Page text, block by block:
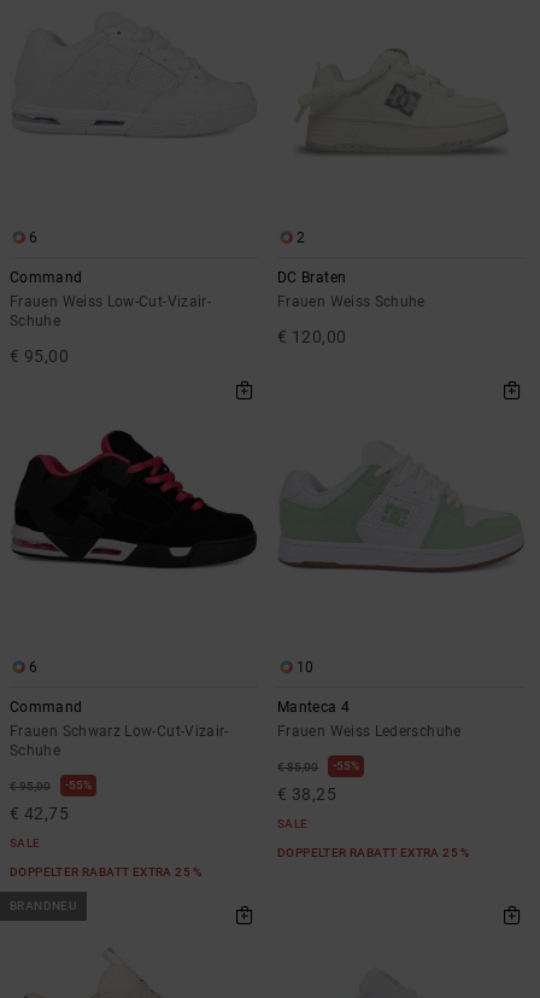
6
Command
Frauen Weiss Low-Cut-Vizair-
Schuhe
€ 95,00
2
DC Braten
Frauen Weiss Schuhe
€ 120,00
6
Command
Frauen Schwarz Low-Cut-Vizair-
Schuhe
€ 95,00 55%
€ 42,75
SALE
DOPPELTER RABATT EXTRA 25 %
10
Manteca 4
Frauen Weiss Lederschuhe
€ 85,00 55%
€ 38,25
SALE
DOPPELTER RABATT EXTRA 25 %
BRANDNEU